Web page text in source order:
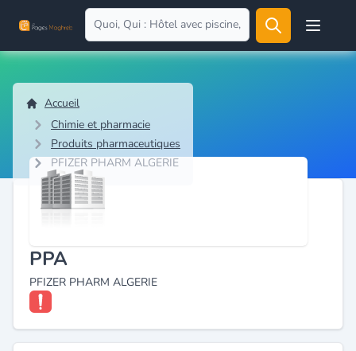
Open
Accueil
Chimie et pharmacie
Produits pharmaceutiques
PFIZER PHARM ALGERIE
PPA
PFIZER PHARM ALGERIE